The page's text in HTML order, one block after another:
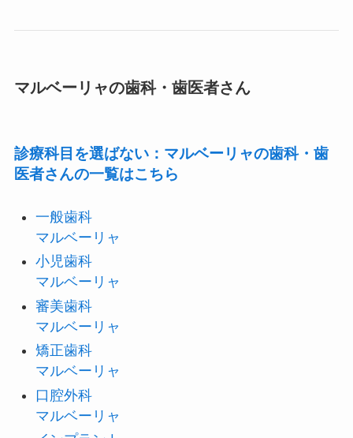
マルベーリャの歯科・歯医者さん
診療科目を選ばない：マルベーリャの歯科・歯
医者さんの一覧はこちら
一般歯科
マルベーリャ
小児歯科
マルベーリャ
審美歯科
マルベーリャ
矯正歯科
マルベーリャ
口腔外科
マルベーリャ